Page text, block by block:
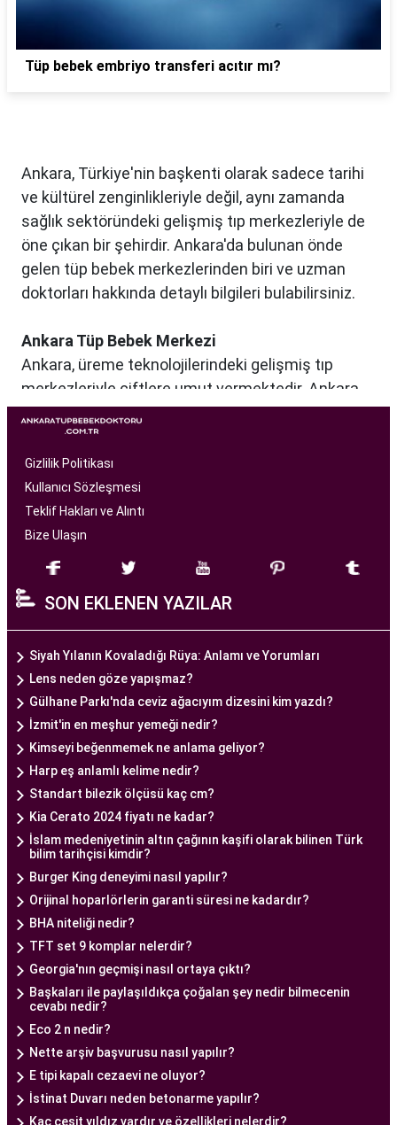
Tüp bebek embriyo transferi acıtır mı?
Ankara, Türkiye'nin başkenti olarak sadece tarihi
ve kültürel zenginlikleriyle değil, aynı zamanda
sağlık sektöründeki gelişmiş tıp merkezleriyle de
öne çıkan bir şehirdir. Ankara'da bulunan önde
gelen tüp bebek merkezlerinden biri ve uzman
doktorları hakkında detaylı bilgileri bulabilirsiniz.
Ankara Tüp Bebek Merkezi
Ankara, üreme teknolojilerindeki gelişmiş tıp
merkezleriyle çiftlere umut vermektedir. Ankara
Tüp Bebek Merkezi, kısırlık sorunu yaşayan
çiftlere profesyonel ve bireysel bir yaklaşımla
hizmet sunan bir sağlık kuruluşudur. Modern
tıbbın son teknolojilerini kullanarak, çiftlere
başarılı tüp bebek tedavileri sunmayı amaçlar.
bir ekip tarafından yönetilmektedir. Burada görev
alan tıp profesyonelleri, çiftlere kişiselleştirilmiş
tedavi planları sunarak, her çiftin özel durumunu
dikkate alır. Ayrıca, merkezde kullanılan teknoloji
ve ekipmanlar, tedavi sürecini daha etkili ve
güvenli hale getirir.
Ankara Tüp Bebek Merkezi, hasta odaklı hizmet
anlayışı ve etik prensipler çerçevesinde, çiftlere
sağlıklı bir gebelik yaşama şansı tanıyan kapsamlı
bir tüp bebek hizmeti sunar.
Ankara Tüp Bebek Doktoru
Tüp bebek tedavisi, uzman bir ekibin liderliğinde
ve deneyimli bir doktorun rehberliğinde
yürütülmesi gereken bir süreçtir. Ankara Tüp
Bebek Merkezi'nde görev alan uzman tüp bebek
doktoru, çiftlere kapsamlı bir yaklaşımla tedavi
sunar.
Ankara Tüp Bebek Doktoru
sürecinde çiftlere rehberlik eder ve tedavinin her
aşamasında destek sağlar. Çiftin tıbbi geçmişini
değerlendirir, bireysel durumlarını analiz eder ve
en uygun tedavi planını oluşturur. Tedavi
Gizlilik Politikası
Kullanıcı Sözleşmesi
Teklif Hakları ve Alıntı
Bize Ulaşın
SON EKLENEN YAZILAR
Siyah Yılanın Kovaladığı Rüya: Anlamı ve Yorumları
Lens neden göze yapışmaz?
Gülhane Parkı'nda ceviz ağacıyım dizesini kim yazdı?
İzmit'in en meşhur yemeği nedir?
Kimseyi beğenmemek ne anlama geliyor?
Harp eş anlamlı kelime nedir?
Standart bilezik ölçüsü kaç cm?
Kia Cerato 2024 fiyatı ne kadar?
İslam medeniyetinin altın çağının kaşifi olarak bilinen Türk
bilim tarihçisi kimdir?
Burger King deneyimi nasıl yapılır?
Orijinal hoparlörlerin garanti süresi ne kadardır?
BHA niteliği nedir?
TFT set 9 komplar nelerdir?
Georgia'nın geçmişi nasıl ortaya çıktı?
Başkaları ile paylaşıldıkça çoğalan şey nedir bilmecenin
cevabı nedir?
Eco 2 n nedir?
Nette arşiv başvurusu nasıl yapılır?
E tipi kapalı cezaevi ne oluyor?
İstinat Duvarı neden betonarme yapılır?
Kaç çeşit yıldız vardır ve özellikleri nelerdir?